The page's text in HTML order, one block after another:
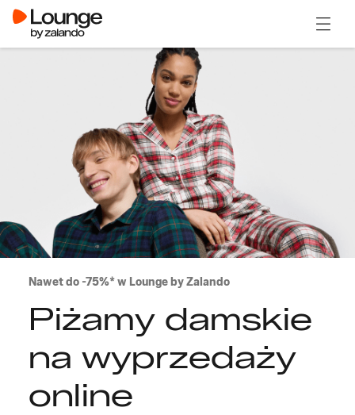
Nawet do -75%* w Lounge by Zalando
Piżamy damskie
na wyprzedaży
online